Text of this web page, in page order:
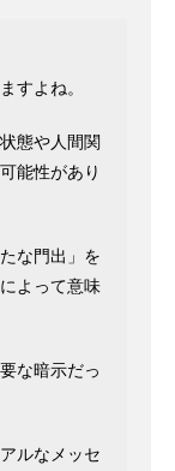
すよね。
態や人間関
能性があり
な門出」を
よって意味
な暗示だっ
ルなメッセ